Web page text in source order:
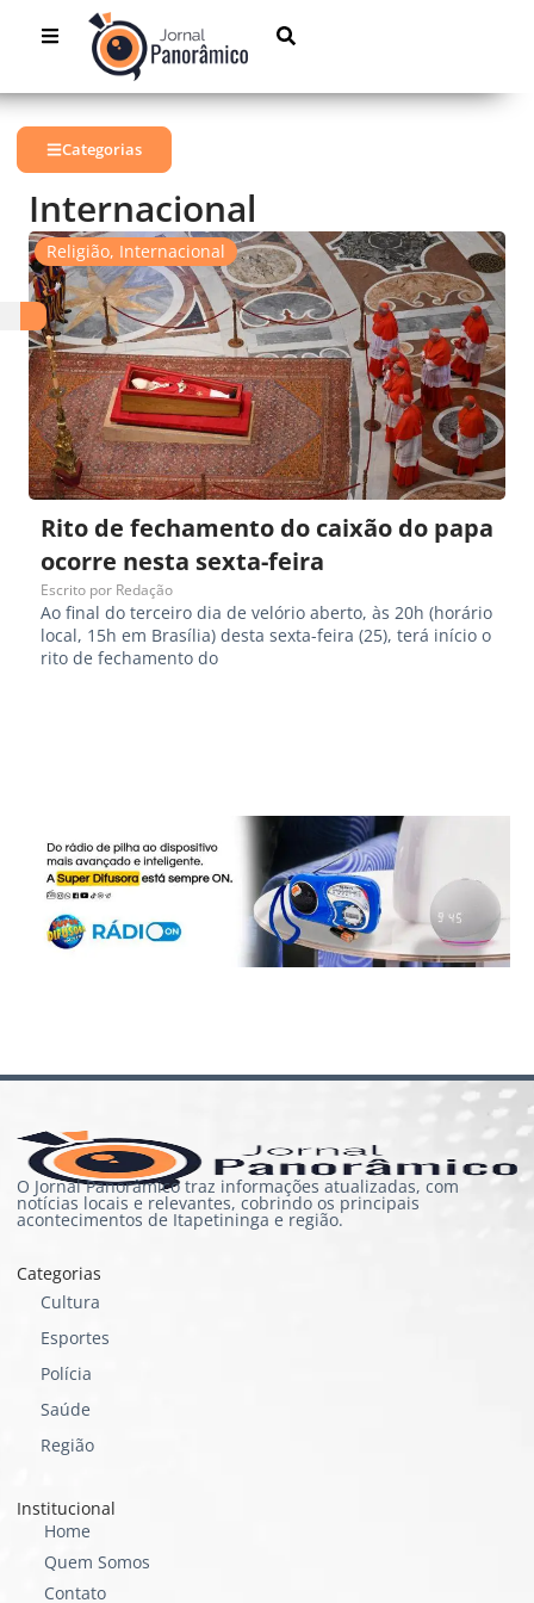
Categorias
Internacional
Religião, Internacional
Rito de fechamento do caixão do papa
ocorre nesta sexta-feira
Escrito por Redação
Ao final do terceiro dia de velório aberto, às 20h (horário
local, 15h em Brasília) desta sexta-feira (25), terá início o
rito de fechamento do
O Jornal Panorâmico traz informações atualizadas, com
notícias locais e relevantes, cobrindo os principais
acontecimentos de Itapetininga e região.
Categorias
Cultura
Esportes
Polícia
Saúde
Região
Institucional
Home
Quem Somos
Contato